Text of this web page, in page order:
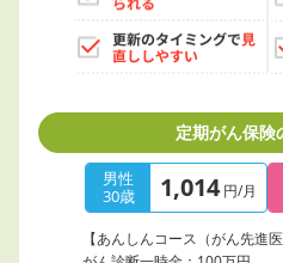
定期がん保険
男性
30歳
1,014 円/月
【あんしんコース（がん先進